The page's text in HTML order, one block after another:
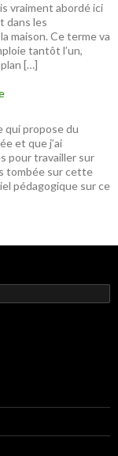
vraiment abordé ici
dans les
maison. Ce terme va
tantôt l’un,
[…]
qui propose du
et que j’ai
pour travailler sur
tombée sur cette
pédagogique sur ce